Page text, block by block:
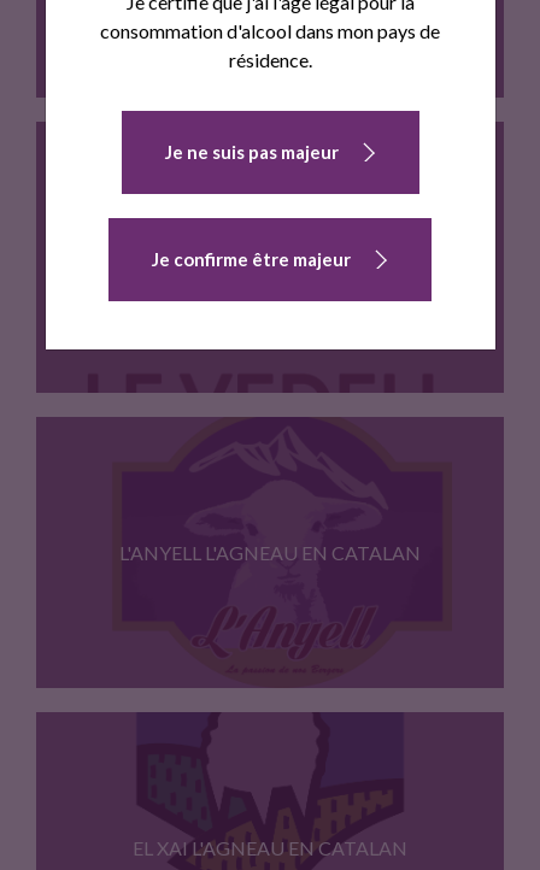
Veau local issu de l'élevage…
VEAU "VEDELL DES PYRÉNÉES CATALANES" IGP
L'ANYELL L'AGNEAU EN CATALAN
EL XAI L'AGNEAU EN CATALAN
consommation d'alcool dans mon pays de
résidence.
Je ne suis pas majeur
Je confirme être majeur